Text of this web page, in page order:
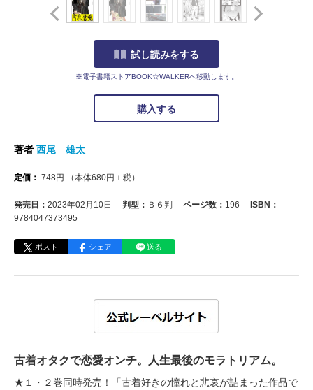
試し読みをする
※電子書籍ストアBOOK☆WALKERへ移動します。
購入する
著者 西尾 雄太
定価： 748円 （本体680円＋税）
発売日： 2023年02月10日 判型： Ｂ６判 ページ数： 196
ISBN：
9784047373495
ポスト シェア 送る
古着オタクで恋愛オンチ。人生最後のモラトリアム。
★１・２巻同時発売！「古着好きの憧れと悲哀が詰まった作品で